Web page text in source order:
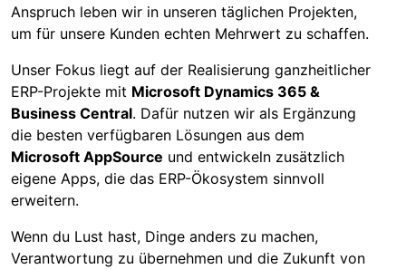
Anspruch leben wir in unseren täglichen Projekten,
um für unsere Kunden echten Mehrwert zu schaffen.
Unser Fokus liegt auf der Realisierung ganzheitlicher
ERP-Projekte mit Microsoft Dynamics 365 &
Business Central. Dafür nutzen wir als Ergänzung
die besten verfügbaren Lösungen aus dem
Microsoft AppSource und entwickeln zusätzlich
eigene Apps, die das ERP-Ökosystem sinnvoll
erweitern.
Wenn du Lust hast, Dinge anders zu machen,
Verantwortung zu übernehmen und die Zukunft von